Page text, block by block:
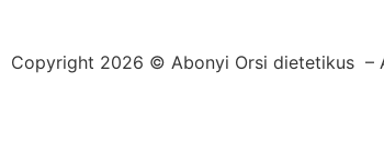
Copyright 2026 © Abonyi Orsi dietetikus –